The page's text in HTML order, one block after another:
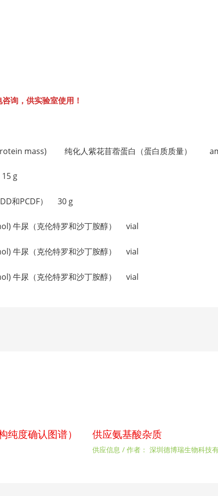
询，供实验室使用！
(protein mass) 纯化人紫花苜蓿蛋白（蛋白质质量）
g
和PCDF） 30 g
牛尿（克伦特罗和沙丁胺醇） vial
牛尿（克伦特罗和沙丁胺醇） vial
牛尿（克伦特罗和沙丁胺醇） vial
纯度确认图谱） 供应氨基酸杂质
供应信息 / 作者： 深圳德博瑞生物科技